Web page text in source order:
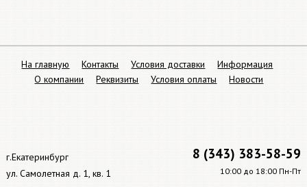
8 (343) 383-58-59
10:00 до 18:00 Пн-Пт
г.Екатеринбург
ул. Самолетная д. 1, кв. 1
На главную Контакты Условия доставки
Информация
О компании
Реквизиты Условия оплаты Новости